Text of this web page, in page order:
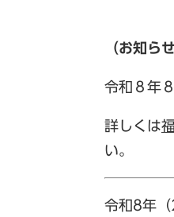
（お知らせ
令和８年
詳しくは
い。
令和8年（